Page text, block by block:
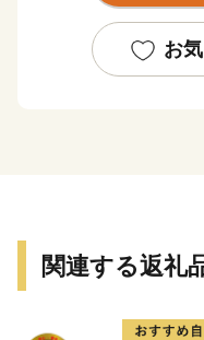
滝川市の自慢は、日
開花時の5月下旬～6
お
関連する返礼